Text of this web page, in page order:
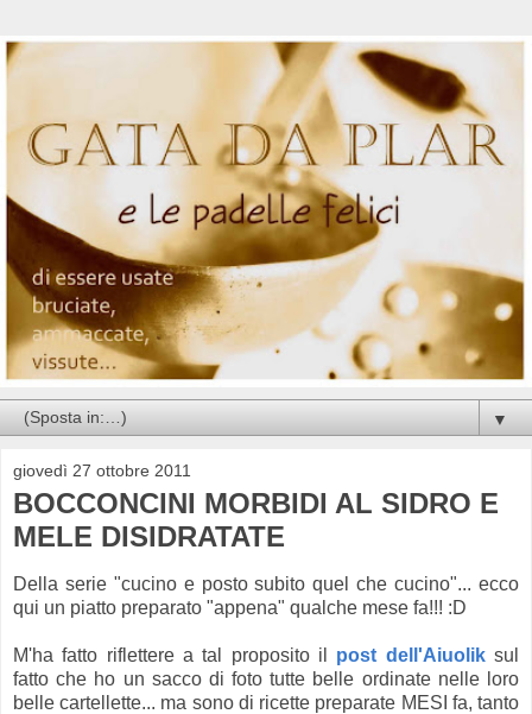
▼
giovedì 27 ottobre 2011
BOCCONCINI MORBIDI AL SIDRO E
MELE DISIDRATATE
Della serie "cucino e posto subito quel che cucino"... ecco
qui un piatto preparato "appena" qualche mese fa!!! :D
M'ha fatto riflettere a tal proposito il post dell'Aiuolik sul
fatto che ho un sacco di foto tutte belle ordinate nelle loro
belle cartellette... ma sono di ricette preparate MESI fa, tanto